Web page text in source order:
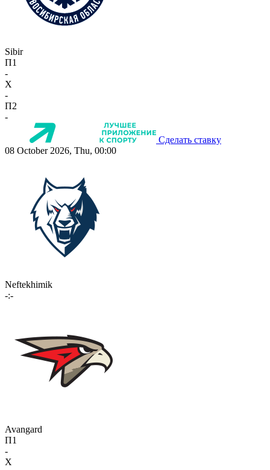
Sibir
П1
-
X
-
П2
-
Сделать ставку
08 October 2026, Thu, 00:00
Neftekhimik
-:-
Avangard
П1
-
X